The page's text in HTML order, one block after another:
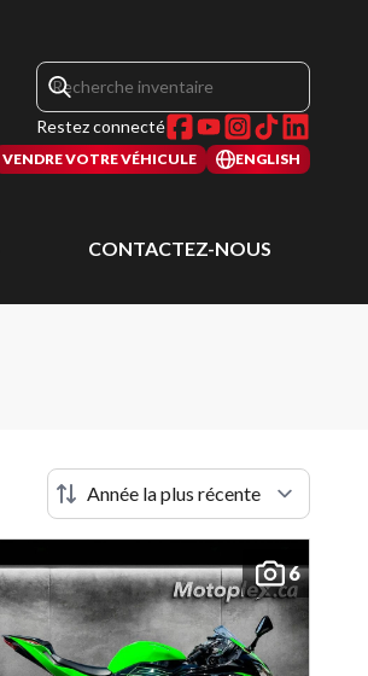
Restez connecté
VENDRE VOTRE VÉHICULE ENGLISH
CONTACTEZ-NOUS
6